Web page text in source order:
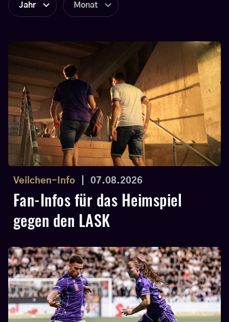
Jahr Monat
Veilchen-Info 07.08.2026
Fan-Infos für das Heimspiel
gegen den LASK